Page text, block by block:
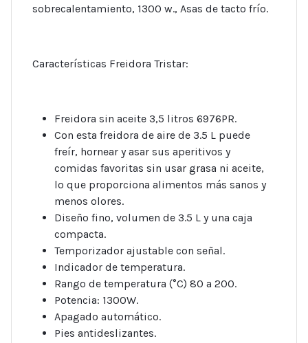
sobrecalentamiento, 1300 w., Asas de tacto frío.
Características Freidora Tristar:
Freidora sin aceite 3,5 litros 6976PR.
Con esta freidora de aire de 3.5 L puede
freír, hornear y asar sus aperitivos y
comidas favoritas sin usar grasa ni aceite,
lo que proporciona alimentos más sanos y
menos olores.
Diseño fino, volumen de 3.5 L y una caja
compacta.
Temporizador ajustable con señal.
Indicador de temperatura.
Rango de temperatura (°C) 80 a 200.
Potencia: 1300W.
Apagado automático.
Pies antideslizantes.